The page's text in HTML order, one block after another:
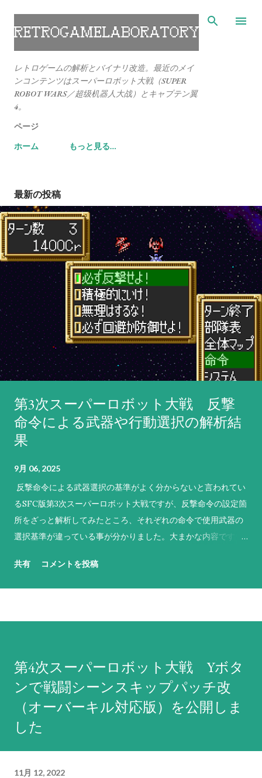
スキップしてメイン コンテンツに移動
レトロゲームの解析とバイナリ改造。最近のメイ
ンコンテンツはスーパーロボット大戦（SUPER
ROBOT WARS／超级机器人大战）とキャプテン翼
4。
ページ
ホーム
もっと見る…
最新の投稿
第3次スーパーロボット大戦 反撃
命令による武器や行動選択の解析結
果
9月 06, 2025
反撃命令による武器選択の基準がよく分からないと言われてい
るSFC版第3次スーパーロボット大戦ですが、反撃命令の設定箇
所をざっと解析してみたところ、それぞれの命令で使用武器の
選択基準が違っている事が分かりました。大まかな内容です
います（なお、原則として敵軍やNPCのパイロットは「必ず反
能な最強の武器を選択する。これに合致する武器がない場合は
反撃不能扱いになる。弾切れや射程外からの攻撃には何もしな
い。先攻側の攻撃でHPがゼロになると判断しても反撃を試み、
それができない場合は反撃不能扱いとなる。原則として武器選
択の際に相手の残りHPは考慮しないため、反撃相手のHPが仮
に残り1であろうとも最強の武器で反撃する。前述の通り、敵軍
共有 コメントを投稿
第4次スーパーロボット大戦 Yボタ
ンで戦闘シーンスキップパッチ改
（オーバーキル対応版）を公開しま
した
11月 12, 2022